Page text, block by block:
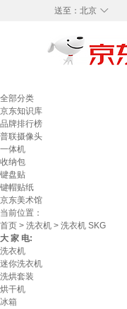
◇
送至： 北京
全部分类
京东知识库
品牌排行榜
普联摄像头
一体机
收纳包
键盘贴
键帽贴纸
京东美术馆
当前位置：
首页 > 洗衣机 > 洗衣机 SKG
大 家 电:
洗衣机
迷你洗衣机
洗烘套装
烘干机
冰箱